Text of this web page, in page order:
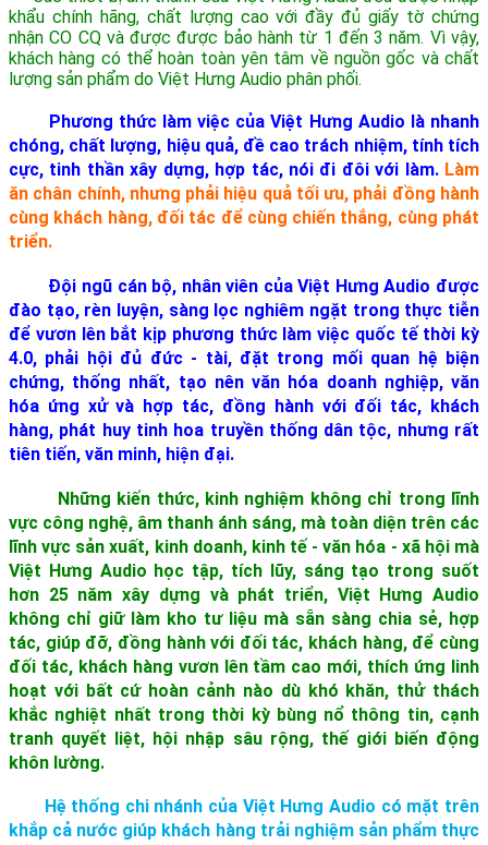
khẩu chính hãng, chất lượng cao với đầy đủ giấy tờ chứng
nhận CO CQ và được được bảo hành từ 1 đến 3 năm. Vì vậy,
khách hàng có thể hoàn toàn yên tâm về nguồn gốc và chất
lượng sản phẩm do Việt Hưng Audio phân phối.
Phương thức làm việc của Việt Hưng Audio là nhanh
chóng, chất lượng, hiệu quả, đề cao trách nhiệm, tính tích
cực, tinh thần xây dựng, hợp tác, nói đi đôi với làm.Làm
ăn chân chính, nhưng phải hiệu quả tối ưu, phải đồng hành
cùng khách hàng, đối tác để cùng chiến thắng, cùng phát
triển.
Đội ngũ cán bộ, nhân viên của Việt Hưng Audio được
đào tạo, rèn luyện, sàng lọc nghiêm ngặt trong thực tiễn
để vươn lên bắt kịp phương thức làm việc quốc tế thời kỳ
4.0, phải hội đủ đức - tài, đặt trong mối quan hệ biện
chứng, thống nhất, tạo nên văn hóa doanh nghiệp, văn
hóa ứng xử và hợp tác, đồng hành với đối tác, khách
hàng, phát huy tinh hoa truyền thống dân tộc, nhưng rất
tiên tiến, văn minh, hiện đại.
Những kiến thức, kinh nghiệm không chỉ trong lĩnh
vực công nghệ, âm thanh ánh sáng, mà toàn diện trên các
lĩnh vực sản xuất, kinh doanh, kinh tế - văn hóa - xã hội mà
Việt Hưng Audio học tập, tích lũy, sáng tạo trong suốt
hơn 25 năm xây dựng và phát triển, Việt Hưng Audio
không chỉ giữ làm kho tư liệu mà sẵn sàng chia sẻ, hợp
tác, giúp đỡ, đồng hành với đối tác, khách hàng, để cùng
đối tác, khách hàng vươn lên tầm cao mới, thích ứng linh
hoạt với bất cứ hoàn cảnh nào dù khó khăn, thử thách
khắc nghiệt nhất trong thời kỳ bùng nổ thông tin, cạnh
tranh quyết liệt, hội nhập sâu rộng, thế giới biến động
khôn lường.
Hệ thống chi nhánh của Việt Hưng Audio có mặt trên
khắp cả nước giúp khách hàng trải nghiệm sản phẩm thực